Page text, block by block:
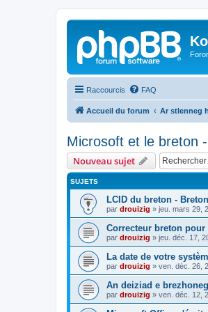
Raccourcis FAQ
Accueil du forum Ar stlenneg
Microsoft et le breton
Nouveau sujet
SUJETS
LCID du breton -
par drouizig » jeu. mars 29,
Correcteur breton
par drouizig » jeu. déc. 17,
La date de votre
par drouizig » ven. déc. 26,
An deiziad e
par drouizig » ven. déc. 12,